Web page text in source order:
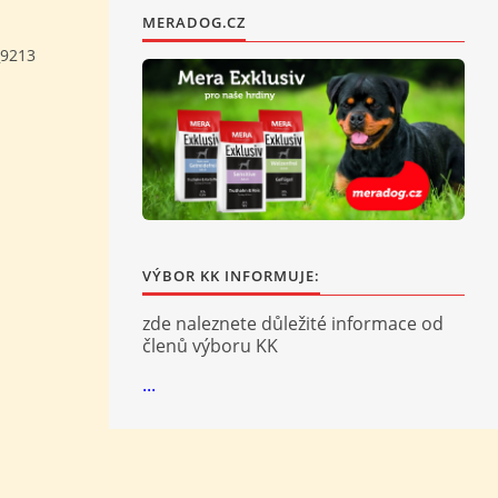
MERADOG.CZ
VÝBOR KK INFORMUJE:
zde naleznete důležité informace od
členů výboru KK
...